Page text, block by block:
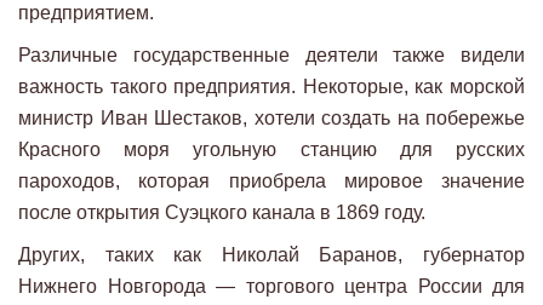
предприятием.
Различные государственные деятели также видели
важность такого предприятия. Некоторые, как морской
министр Иван Шестаков, хотели создать на побережье
Красного моря угольную станцию ​​для русских
пароходов, которая приобрела мировое значение
после открытия Суэцкого канала в 1869 году.
Других, таких как Николай Баранов, губернатор
Нижнего Новгорода — торгового центра России для